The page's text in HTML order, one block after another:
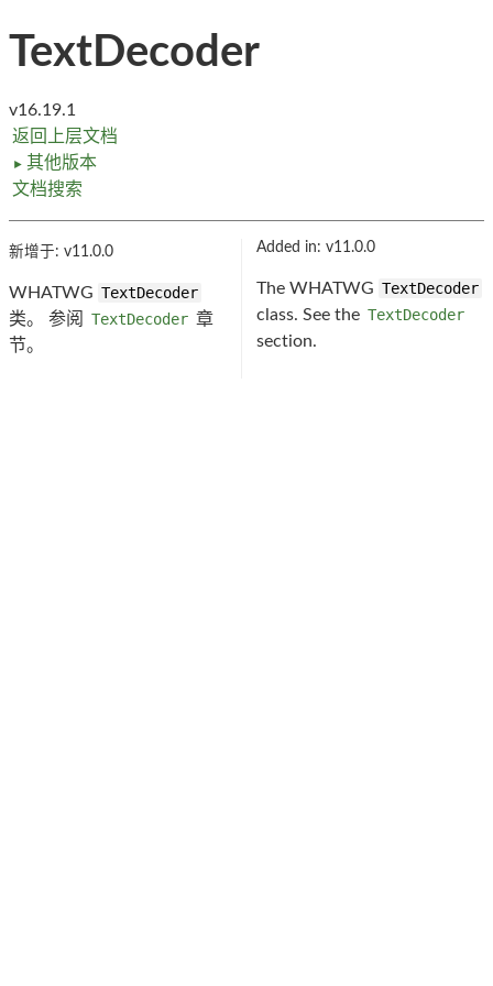
TextDecoder
v16.19.1
返回上层文档
► 其他版本
文档搜索
新增于: v11.0.0
WHATWG TextDecoder
类。 参阅
TextDecoder 章
节。
Added in: v11.0.0
The WHATWG TextDecoder
class. See the TextDecoder
section.